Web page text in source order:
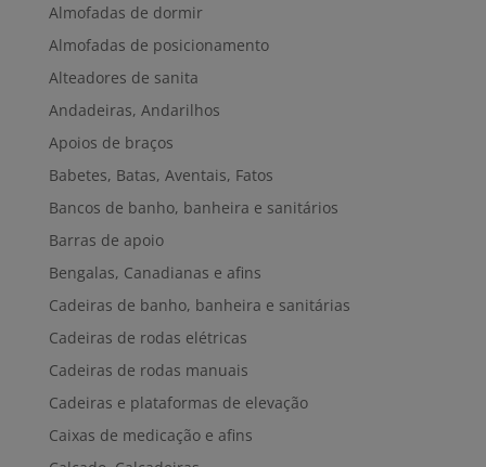
Almofadas de dormir
Almofadas de posicionamento
Alteadores de sanita
Andadeiras, Andarilhos
Apoios de braços
Babetes, Batas, Aventais, Fatos
Bancos de banho, banheira e sanitários
Barras de apoio
Bengalas, Canadianas e afins
Cadeiras de banho, banheira e sanitárias
Cadeiras de rodas elétricas
Cadeiras de rodas manuais
Cadeiras e plataformas de elevação
Caixas de medicação e afins